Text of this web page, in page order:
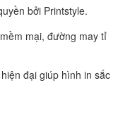
bởi Printstyle.
mại, đường may tỉ
đại giúp hình in sắc